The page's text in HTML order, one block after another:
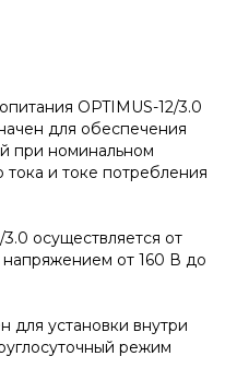
OPTIMUS-12/3.0
для обеспечения
при номинальном
и токе потребления
осуществляется от
напряжением от 160 В до
для установки внутри
режим